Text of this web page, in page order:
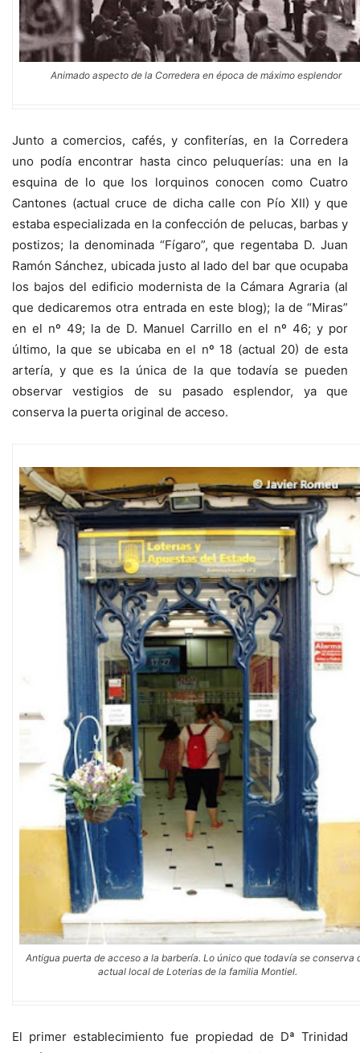
Animado aspecto de la Corredera en época de máximo esplendor
Junto a comercios, cafés, y confiterías, en la Corredera
uno podía encontrar hasta cinco peluquerías: una en la
esquina de lo que los lorquinos conocen como Cuatro
Cantones (actual cruce de dicha calle con Pío XII) y que
estaba especializada en la confección de pelucas, barbas y
postizos; la denominada “Fígaro”, que regentaba D. Juan
Ramón Sánchez, ubicada justo al lado del bar que ocupaba
los bajos del edificio modernista de la Cámara Agraria (al
que dedicaremos otra entrada en este blog); la de “Miras”
en el nº 49; la de D. Manuel Carrillo en el nº 46; y por
último, la que se ubicaba en el nº 18 (actual 20) de esta
artería, y que es la única de la que todavía se pueden
observar vestigios de su pasado esplendor, ya que
conserva la puerta original de acceso.
Antigua puerta de acceso a la barbería. Lo único que todavía se conserva
actual local de Loterias de la familia Montiel.
El primer establecimiento fue propiedad de Dª Trinidad